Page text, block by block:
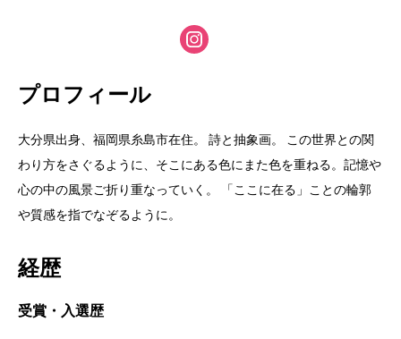
プロフィール
大分県出身、福岡県糸島市在住。 詩と抽象画。 この世界との関
わり方をさぐるように、そこにある色にまた色を重ねる。記憶や
心の中の風景ご折り重なっていく。 「ここに在る」ことの輪郭
や質感を指でなぞるように。
経歴
受賞・入選歴